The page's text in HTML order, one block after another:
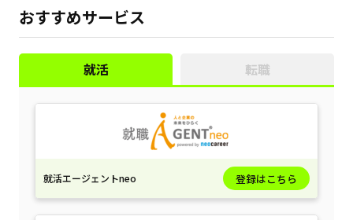
おすすめサービス
就活 転職
就活エージェントneo 登録はこちら